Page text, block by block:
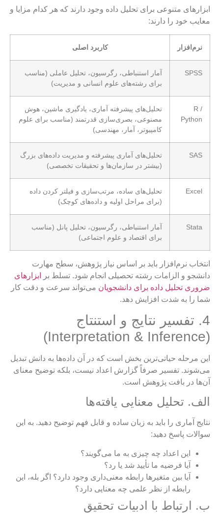
ابزارهای متنوعی برای تحلیل داده وجود دارند که هر کدام مزایا و
معایب خود را دارند:
نرم‌افزار کاربرد اصلی
SPSS
آمار استنباطی، رگرسیون، تحلیل عاملی (مناسب
برای رشته‌های علوم انسانی و مدیریت)
R /
Python
تحلیل‌های پیشرفته آماری، یادگیری ماشین، هوش
مصنوعی، بصری‌سازی قدرتمند (مناسب برای علوم
کامپیوتر، آمار، مهندسی)
SAS
تحلیل‌های آماری پیشرفته و مدیریت داده‌های بزرگ
(بیشتر در سازمان‌ها و تحقیقات تخصصی)
Excel
تحلیل‌های ساده، مرتب‌سازی و فیلتر کردن داده
(برای مراحل اولیه و داده‌های کوچک)
Stata
آمار استنباطی، رگرسیون، تحلیل پانل (مناسب
برای اقتصاد و علوم اجتماعی)
انتخاب نرم‌افزار باید بر اساس نیاز پژوهش، سطح مهارت
دانشجو و الزامات رشته تحصیلی انجام شود. تسلط بر
ابزارهای
ضروری تحلیل داده برای دانشجویان می‌تواند سرعت و دقت کار
شما را به شدت افزایش دهد.
4. تفسیر نتایج و استنتاج
(Interpretation & Inference)
این مرحله حیاتی‌ترین بخش است که در آن داده‌ها به دانش تبدیل
می‌شوند. تفسیر صرفاً گزارش اعداد نیست، بلکه توضیح معنای
آن‌ها در بافت پژوهش است.
الف. تحلیل معنایی یافته‌ها
نتایج آماری را باید به زبان ساده و قابل فهم توضیح دهید. به این
سوالات پاسخ دهید:
این اعداد چه چیزی به ما می‌گویند؟
آیا فرضیه ما تأیید شد یا رد؟
آیا بین متغیرها رابطه معنی‌داری وجود دارد؟ اگر بله، این
رابطه از نظر علمی چه معنایی دارد؟
ب. ارتباط با ادبیات تحقیق